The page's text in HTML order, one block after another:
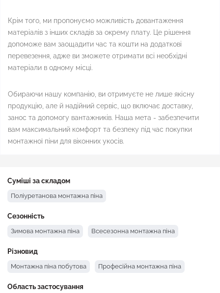
Крім того, ми пропонуємо можливість довантаження
матеріалів з інших складів за окрему плату. Це рішення
допоможе вам заощадити час та кошти на додаткові
перевезення, адже ви зможете отримати всі необхідні
матеріали в одному місці.
Обираючи нашу компанію, ви отримуєте не лише якісну
продукцію, але й надійний сервіс, що включає доставку,
занос та допомогу вантажників. Наша мета - забезпечити
вам максимальний комфорт та безпеку під час покупки
монтажної піни для віконних укосів.
Суміші за складом
Поліуретанова монтажна піна
Сезонність
Зимова монтажна піна Всесезонна монтажна піна
Різновид
Монтажна піна побутова Професійна монтажна піна
Область застосування